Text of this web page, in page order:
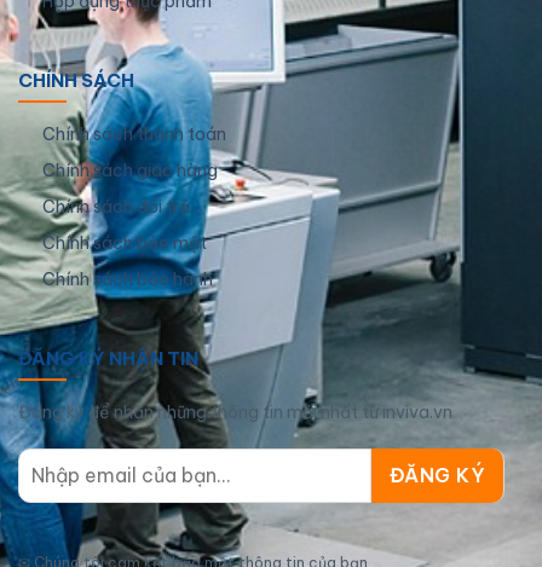
CHÍNH SÁCH
Chính sách thanh toán
Chính sách giao hàng
Chính sách đổi trả
Chính sách bảo mật
Chính sách bảo hành
ĐĂNG KÝ NHẬN TIN
Đăng ký để nhận những thông tin mới nhất từ inviva.vn
✉ Chúng tôi cam kết bảo mật thông tin của bạn.